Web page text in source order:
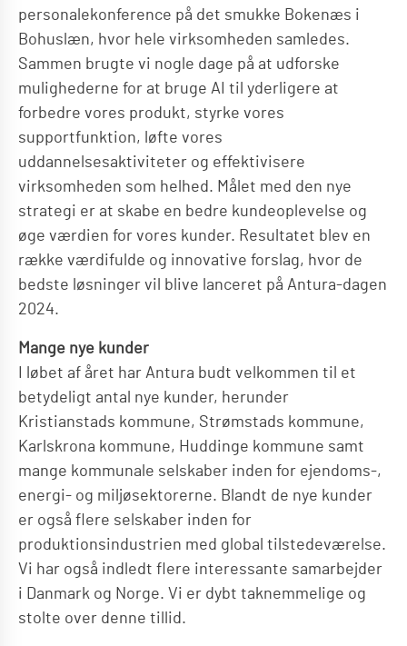
personalekonference på det smukke Bokenæs i
Bohuslæn, hvor hele virksomheden samledes.
Sammen brugte vi nogle dage på at udforske
mulighederne for at bruge AI til yderligere at
forbedre vores produkt, styrke vores
supportfunktion, løfte vores
uddannelsesaktiviteter og effektivisere
virksomheden som helhed. Målet med den nye
strategi er at skabe en bedre kundeoplevelse og
øge værdien for vores kunder. Resultatet blev en
række værdifulde og innovative forslag, hvor de
bedste løsninger vil blive lanceret på Antura-dagen
2024.
Mange nye kunder
I løbet af året har Antura budt velkommen til et
betydeligt antal nye kunder, herunder
Kristianstads kommune, Strømstads kommune,
Karlskrona kommune, Huddinge kommune samt
mange kommunale selskaber inden for ejendoms-,
energi- og miljøsektorerne. Blandt de nye kunder
er også flere selskaber inden for
produktionsindustrien med global tilstedeværelse.
Vi har også indledt flere interessante samarbejder
i Danmark og Norge. Vi er dybt taknemmelige og
stolte over denne tillid.